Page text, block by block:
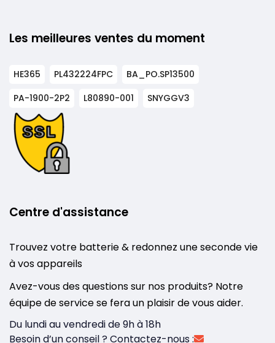
Les meilleures ventes du moment
HE365 PL432224FPC
BA_PO.SP13500
PA-1900-2P2
L80890-001 SNYGGV3
Centre d'assistance
Trouvez votre batterie & redonnez une seconde vie
à vos appareils
Avez-vous des questions sur nos produits? Notre
équipe de service se fera un plaisir de vous aider.
Du lundi au vendredi de 9h à 18h
Besoin d’un conseil ? Contactez-nous :